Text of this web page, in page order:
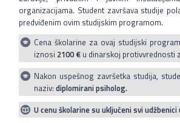
organizacijama. Student završava studije
predviđenim ovim studijskim programom.
Cena školarine za ovaj studijski
iznosi 2100 € u dinarskoj protivvrednosti
Nakon uspešnog završetka studija,
naziv:diplomirani psiholog.
U cenu školarine su uključeni svi